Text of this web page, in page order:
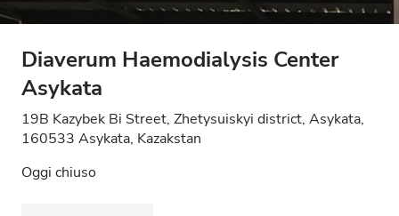
Diaverum Haemodialysis Center
Asykata
19B Kazybek Bi Street, Zhetysuiskyi district, Asykata,
160533 Asykata, Kazakstan
Oggi chiuso